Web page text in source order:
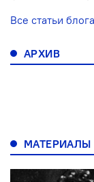
Все статьи блога
АРХИВ
МАТЕРИАЛЫ